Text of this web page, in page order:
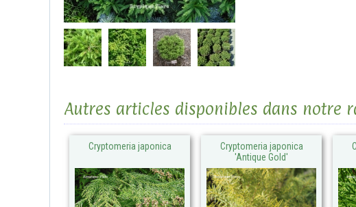
Autres articles disponibles dans notre
Cryptomeria japonica
Cryptomeria japonica
'Antique Gold'